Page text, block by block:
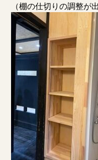
（棚の仕切りの調整が